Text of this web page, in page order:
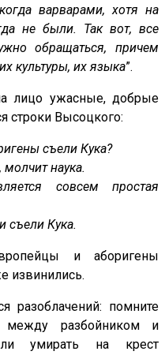
варварами, хотя на
не были. Так вот, все
обращаться, причем
культуры, их языка”.
лицо ужасные, добрые
строки Высоцкого:
съели Кука?
молчит наука.
совсем простая
съели Кука.
и аборигены
извинились.
разоблачений: помните
разбойником и
умирать на крест